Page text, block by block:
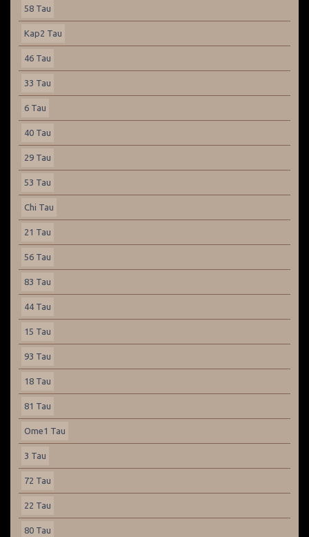
58 Tau
Kap2 Tau
46 Tau
33 Tau
6 Tau
40 Tau
29 Tau
53 Tau
Chi Tau
21 Tau
56 Tau
83 Tau
44 Tau
15 Tau
93 Tau
18 Tau
81 Tau
Ome1 Tau
3 Tau
72 Tau
22 Tau
80 Tau